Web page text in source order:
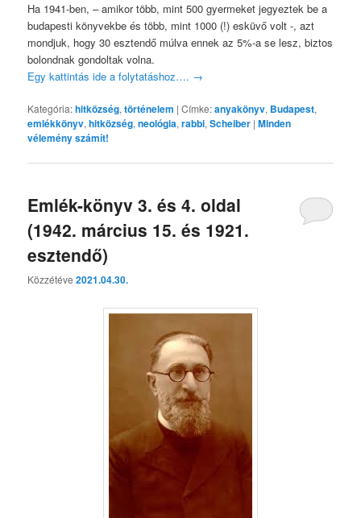
Ha 1941-ben, – amikor több, mint 500 gyermeket jegyeztek be a
budapesti könyvekbe és több, mint 1000 (!) esküvő volt -, azt
mondjuk, hogy 30 esztendő múlva ennek az 5%-a se lesz, biztos
bolondnak gondoltak volna.
Egy kattintás ide a folytatáshoz…. →
Kategória:hitközség,történelem |Címke:anyakönyv, Budapest,
emlékkönyv,hitközség,neológia,rabbi,Scheiber |Minden
vélemény számít!
Emlék-könyv 3. és 4. oldal
(1942. március 15. és 1921.
esztendő)
Közzétéve2021.04.30.